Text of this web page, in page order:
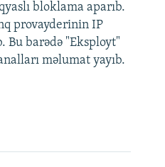
bloklama aparıb.
provayderinin IP
Bu barədə "Eksployt"
məlumat yayıb.